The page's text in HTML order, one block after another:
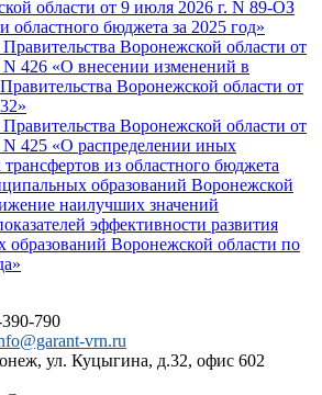
области от 9 июля 2026 г. N 89-ОЗ
областного бюджета за 2025 год»
Воронежской области от
426 «О внесении изменений в
Воронежской области от
Воронежской области от
425 «О распределении иных
из областного бюджета
образований Воронежской
наилучших значений
эффективности развития
Воронежской области по
790
vrn.ru
ул. Куцыгина, д.32, офис 602